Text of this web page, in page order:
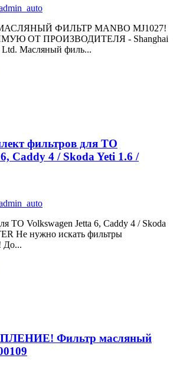
ФИЛЬТР MANBO MJ1027!
ОТ ПРОИЗВОДИТЕЛЯ - Shanghai
Ltd. Масляный филь...
фильтров для ТО
Caddy 4 / Skoda Yeti 1.6 /
ТО Volkswagen Jetta 6, Caddy 4 / Skoda
Не нужно искать фильтры
До...
Фильтр масляный